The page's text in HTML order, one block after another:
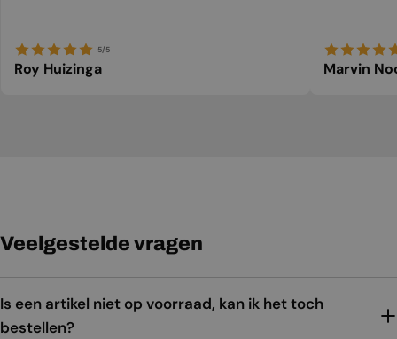
5/5
Roy Huizinga Marvin
Veelgestelde vragen
Is een artikel niet op voorraad, kan ik het toch
bestellen?